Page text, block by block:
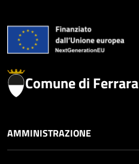
Comune di Ferrara
AMMINISTRAZIONE